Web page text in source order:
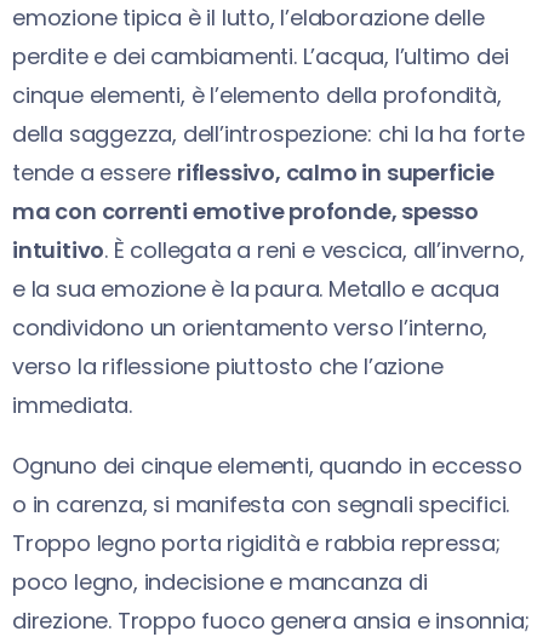
emozione tipica è il lutto, l’elaborazione delle
perdite e dei cambiamenti. L’acqua, l’ultimo dei
cinque elementi, è l’elemento della profondità,
della saggezza, dell’introspezione: chi la ha forte
tende a essere riflessivo, calmo in superficie
ma con correnti emotive profonde, spesso
intuitivo. È collegata a reni e vescica, all’inverno,
e la sua emozione è la paura. Metallo e acqua
condividono un orientamento verso l’interno,
verso la riflessione piuttosto che l’azione
immediata.
Ognuno dei cinque elementi, quando in eccesso
o in carenza, si manifesta con segnali specifici.
Troppo legno porta rigidità e rabbia repressa;
poco legno, indecisione e mancanza di
direzione. Troppo fuoco genera ansia e insonnia;